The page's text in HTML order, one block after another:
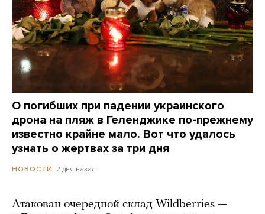
О погибших при падении украинского
дрона на пляж в Геленджике по-прежнему
известно крайне мало. Вот что удалось
узнать о жертвах за три дня
НОВОСТИ 2 дня назад
Атакован очередной склад Wildberries —